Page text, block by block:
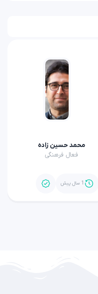
محمد حسین زاده
فعال فرهنگی
1 سال پیش